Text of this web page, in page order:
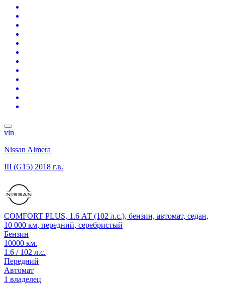
vin
Nissan Almera
III (G15) 2018 г.в.
COMFORT PLUS, 1.6 АТ (102 л.с.), бензин, автомат, седан,
10 000 км, передний, серебристый
Бензин
10000 км.
1.6 / 102 л.с.
Передний
Автомат
1 владелец